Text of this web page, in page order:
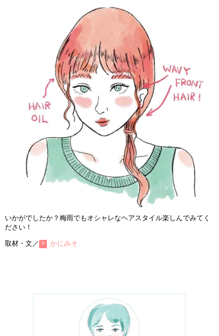
いかがでしたか？梅雨でもオシャレなヘアスタイル楽しんでみてく
ださい！
取材・文／ かにみそ